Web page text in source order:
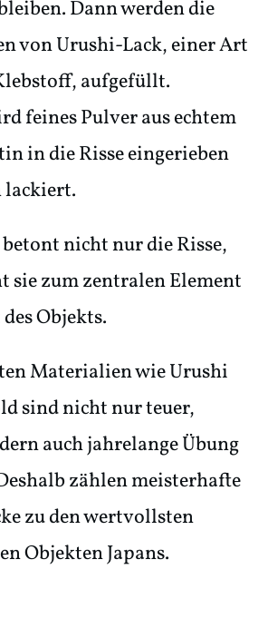
Dann werden die
von Urushi-Lack, einer Art
aufgefüllt.
feines Pulver aus echtem
in die Risse eingerieben
lackiert.
nicht nur die Risse,
sie zum zentralen Element
Objekts.
Materialien wie Urushi
sind nicht nur teuer,
auch jahrelange Übung
zählen meisterhafte
zu den wertvollsten
Objekten Japans.